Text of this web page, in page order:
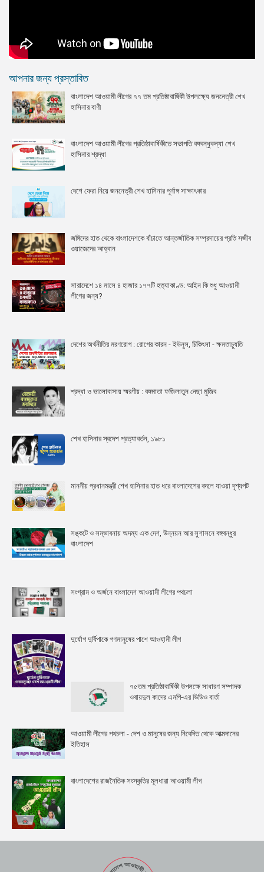
আপনার জন্য প্রস্তাবিত
বাংলাদেশ আওয়ামী লীগের ৭৭ তম প্রতিষ্ঠাবার্ষিকী উপলক্ষ্যে জননেত্রী শেখ
হাসিনার বাণী
বাংলাদেশ আওয়ামী লীগের প্রতিষ্ঠাবার্ষিকীতে সভাপতি বঙ্গবন্ধুকন্যা শেখ
হাসিনার শ্রদ্ধা
দেশে ফেরা নিয়ে জননেত্রী শেখ হাসিনার পূর্নাঙ্গ সাক্ষাৎকার
জঙ্গিদের হাত থেকে বাংলাদেশকে বাঁচাতে আন্তর্জাতিক সম্প্রদায়ের প্রতি সজীব
ওয়াজেদের আহ্বান
সারাদেশে ১৪ মাসে ৪ হাজার ১৭৭টি হত্যাকাণ্ড: আইন কি শুধু আওয়ামী
লীগের জন্য?
দেশের অর্থনীতির মরণরোগ : রোগের কারন - ইউনুস, চিকিৎসা - ক্ষমতাচ্যুতি
শ্রদ্ধা ও ভালোবাসায় স্মরণীয় : বঙ্গমাতা ফজিলাতুন নেছা মুজিব
শেখ হাসিনার স্বদেশ প্রত্যাবর্তন, ১৯৮১
মাননীয় প্রধানমন্ত্রী শেখ হাসিনার হাত ধরে বাংলাদেশের বদলে যাওয়া দৃশ্যপট
সঙ্কটে ও সম্ভাবনায় অদম্য এক দেশ, উন্নয়ন আর সুশাসনে বঙ্গবন্ধুর
বাংলাদেশ
সংগ্রাম ও অর্জনে বাংলাদেশ আওয়ামী লীগের পথচলা
দুর্যোগ দুর্বিপাকে গণমানুষের পাশে আওযা়মী লীগ
৭৫তম প্রতিষ্ঠাবার্ষিকী উপলক্ষে সাধারণ সম্পাদক
ওবায়দুল কাদের এমপি-এর ভিডিও বার্তা
আওয়ামী লীগের পথচলা - দেশ ও মানুষের জন্য নিবেদিত থেকে আত্মদানের
ইতিহাস
বাংলাদেশের রাজনৈতিক সংস্কৃতির মূলধারা আওয়ামী লীগ